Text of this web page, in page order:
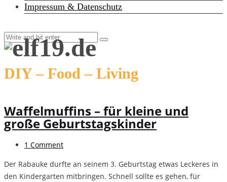
Impressum & Datenschutz
DIY – Food – Living
Waffelmuffins – für kleine und
große Geburtstagskinder
1 Comment
Der Rabauke durfte an seinem 3. Geburtstag etwas Leckeres in
den Kindergarten mitbringen. Schnell sollte es gehen, für